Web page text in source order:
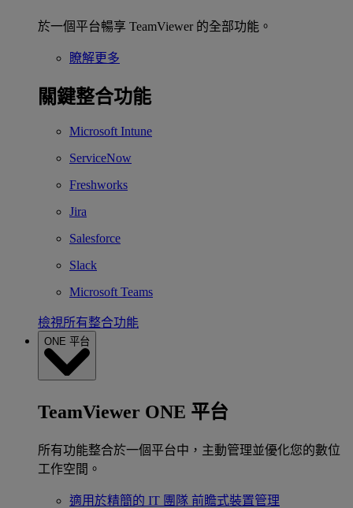
於一個平台暢享 TeamViewer 的全部功能。
瞭解更多
關鍵整合功能
Microsoft Intune
ServiceNow
Freshworks
Jira
Salesforce
Slack
Microsoft Teams
檢視所有整合功能
ONE 平台
TeamViewer ONE 平台
所有功能整合於一個平台中，主動管理並優化您的數位
工作空間。
適用於精簡的 IT 團隊 前瞻式裝置管理